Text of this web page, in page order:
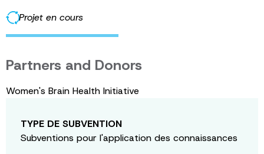
Projet en cours
Partners and Donors
Women's Brain Health Initiative
TYPE DE SUBVENTION
Subventions pour l'application des connaissances